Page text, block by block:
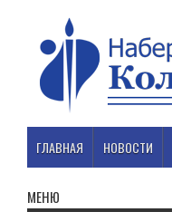
ГЛАВНАЯ НОВОСТИ
МЕНЮ